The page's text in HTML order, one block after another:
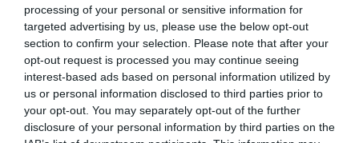
processing of your personal or sensitive information for
targeted advertising by us, please use the below opt-out
section to confirm your selection. Please note that after your
opt-out request is processed you may continue seeing
interest-based ads based on personal information utilized by
us or personal information disclosed to third parties prior to
your opt-out. You may separately opt-out of the further
disclosure of your personal information by third parties on the